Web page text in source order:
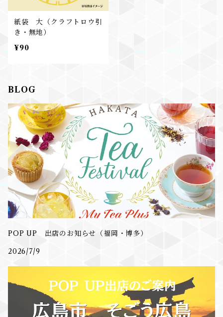
紙袋 大（クラフトロウ引
き・無地）
¥90
BLOG
POP UP 出店のお知らせ（福岡・博多）
2026/7/9